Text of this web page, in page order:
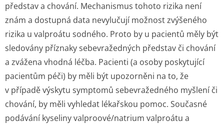
představ a chování. Mechanismus tohoto rizika není
znám a dostupná data nevylučují možnost zvýšeného
rizika u valproátu sodného. Proto by u pacientů měly být
sledovány příznaky sebevražedných představ či chování
a zvážena vhodná léčba. Pacienti (a osoby poskytující
pacientům péči) by měli být upozorněni na to, že
v případě výskytu symptomů sebevražedného myšlení či
chování, by měli vyhledat lékařskou pomoc. Současné
podávání kyseliny valproové/natrium valproátu a